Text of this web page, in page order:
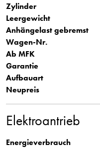
Zylinder
Leergewicht
Anhängelast gebremst
Wagen-Nr.
Ab MFK
Garantie
Aufbauart
Neupreis
Elektroantrieb
Energieverbrauch